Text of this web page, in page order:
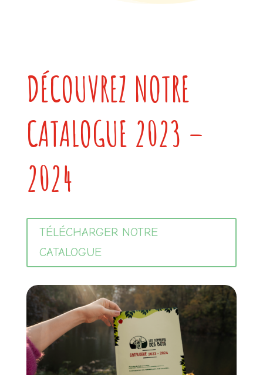
DÉCOUVREZ NOTRE
CATALOGUE 2023 –
2024
TÉLÉCHARGER NOTRE
CATALOGUE